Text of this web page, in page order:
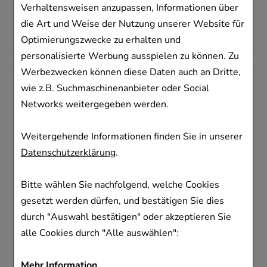
Verhaltensweisen anzupassen, Informationen über
die Art und Weise der Nutzung unserer Website für
Optimierungszwecke zu erhalten und
personalisierte Werbung ausspielen zu können. Zu
Werbezwecken können diese Daten auch an Dritte,
wie z.B. Suchmaschinenanbieter oder Social
Networks weitergegeben werden.
Weitergehende Informationen finden Sie in unserer
Datenschutzerklärung.
Bitte wählen Sie nachfolgend, welche Cookies
gesetzt werden dürfen, und bestätigen Sie dies
durch "Auswahl bestätigen" oder akzeptieren Sie
alle Cookies durch "Alle auswählen":
10,54 €¹
0,53 €pro 1 Stk
anatom.super Nacht
Param GmbH
20St
09318123
Sofort lieferbar
1,15 €pro 1 Stk